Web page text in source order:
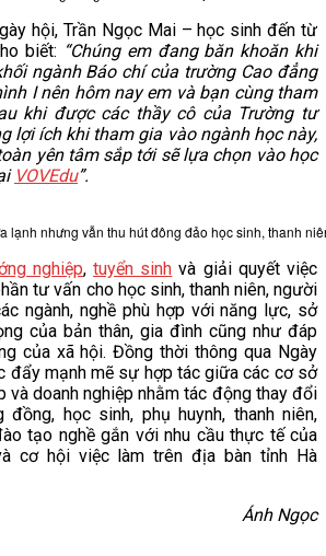
hội, Trần Ngọc Mai – học sinh đến từ
biết: “Chúng em đang băn khoăn khi
ngành Báo chí của trường Cao đẳng
I nên hôm nay em và bạn cùng tham
khi được các thầy cô của Trường tư
lợi ích khi tham gia vào ngành học này,
yên tâm sắp tới sẽ lựa chọn vào học
VOVEdu”.
lạnh nhưng vẫn thu hút đông đảo học sinh, thanh
nghiệp,tuyển sinh và giải quyết việc
tư vấn cho học sinh, thanh niên, người
ngành, nghề phù hợp với năng lực, sở
của bản thân, gia đình cũng như đáp
của xã hội. Đồng thời thông qua Ngày
đẩy mạnh mẽ sự hợp tác giữa các cơ sở
và doanh nghiệp nhằm tác động thay đổi
học sinh, phụ huynh, thanh niên,
tạo nghề gắn với nhu cầu thực tế của
cơ hội việc làm trên địa bàn tỉnh Hà
Ánh Ngọc